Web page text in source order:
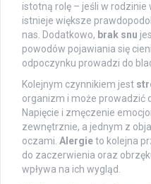
istotną rolę – jeśli w rodzinie
istnieje większe
nas. Dodatkowo, brak snu
powodów pojawiania się
odpoczynku prowadzi do
Kolejnym czynnikiem jest
organizm i może prowadzić
Napięcie i zmęczenie
zewnętrznie, a jednym z
oczami. Alergieto kolejna
do zaczerwienia oraz
wpływa na ich wygląd.